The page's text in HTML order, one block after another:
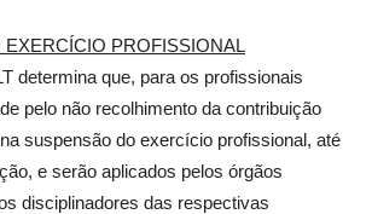
PROFISSIONAL
determina que, para os profissionais
pelo não recolhimento da contribuição
suspensão do exercício profissional, até
e serão aplicados pelos órgãos
disciplinadores das respectivas